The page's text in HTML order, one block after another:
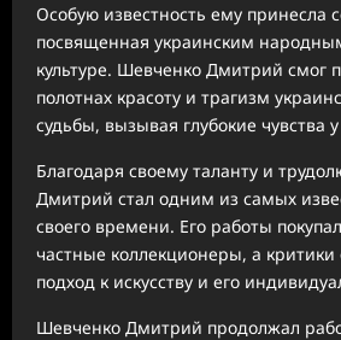
Особую известность ему принесла
посвященная украинским
культуре. Шевченко Дмитрий смог
полотнах красоту и трагизм
судьбы, вызывая глубокие чувства
Благодаря своему таланту и
Дмитрий стал одним из самых
своего времени. Его работы
частные коллекционеры, а критики
подход к искусству и его
Шевченко Дмитрий продолжал